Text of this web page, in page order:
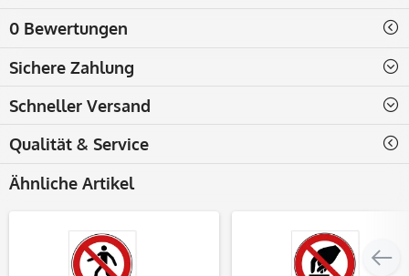
0 Bewertungen
Sichere Zahlung
Schneller Versand
Qualität & Service
Ähnliche Artikel